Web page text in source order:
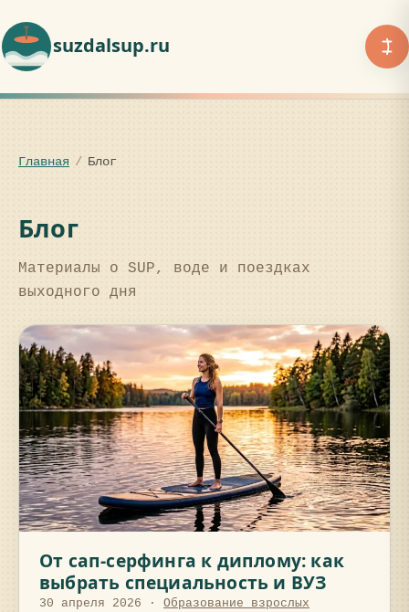
suzdalsup.ru
Главная / Блог
Блог
Материалы о SUP, воде и поездках
выходного дня
От сап‑серфинга к диплому: как
выбрать специальность и ВУЗ
30 апреля 2026 · Образование взрослых